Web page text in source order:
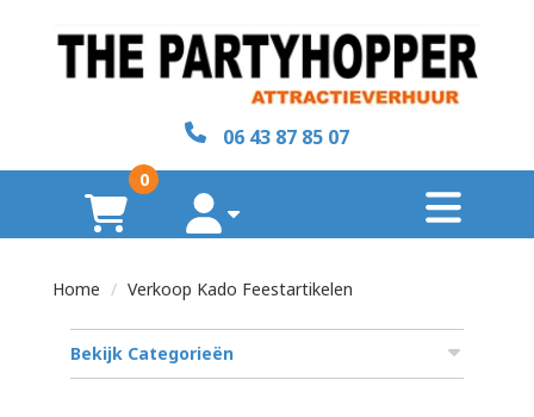
06 43 87 85 07
winkelwagen
0
account
sluiten
ons
Home Verkoop Kado Feestartikelen
Bekijk Categorieën